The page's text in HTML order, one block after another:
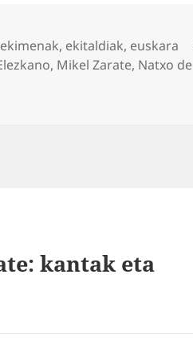
ekimenak, ekitaldiak, euskara
, Mikel Zarate, Natxo de
kantak eta